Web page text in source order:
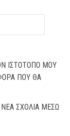
ΙΣΤΌΤΟΠΟ ΜΟΥ
ΠΟΥ ΘΑ
ΣΧΌΛΙΑ ΜΈΣΩ